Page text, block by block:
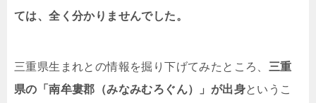
ては、全く分かりませんでした。
三重県生まれとの情報を掘り下げてみたところ、 三重
県の「南牟婁郡（みなみむろぐん）」が出身というこ